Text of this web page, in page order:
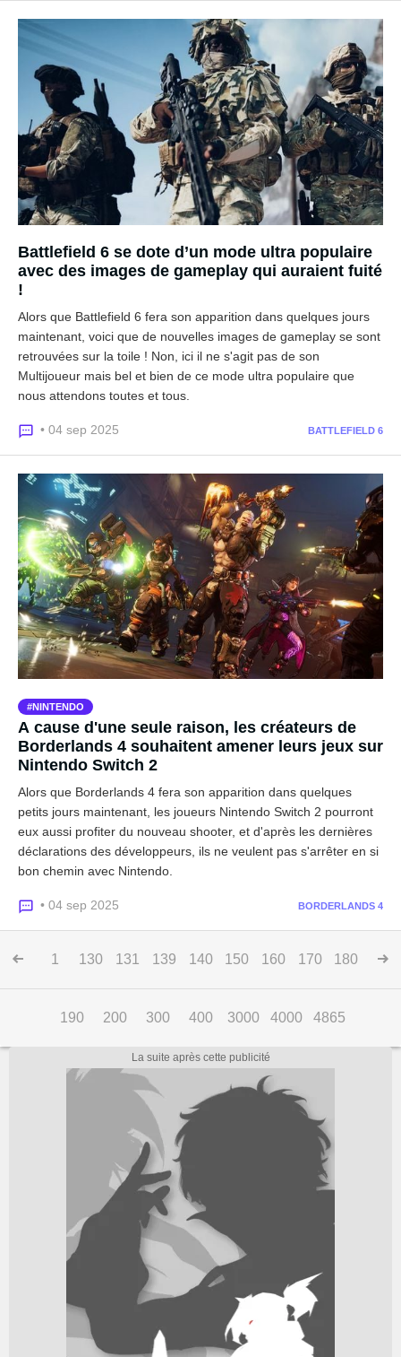
Battlefield 6 se dote d’un mode ultra populaire
avec des images de gameplay qui auraient fuité
!
Alors que Battlefield 6 fera son apparition dans quelques jours
maintenant, voici que de nouvelles images de gameplay se sont
retrouvées sur la toile ! Non, ici il ne s'agit pas de son
Multijoueur mais bel et bien de ce mode ultra populaire que
nous attendons toutes et tous.
• 04 sep 2025 BATTLEFIELD 6
NINTENDO
A cause d'une seule raison, les créateurs de
Borderlands 4 souhaitent amener leurs jeux sur
Nintendo Switch 2
Alors que Borderlands 4 fera son apparition dans quelques
petits jours maintenant, les joueurs Nintendo Switch 2 pourront
eux aussi profiter du nouveau shooter, et d'après les dernières
déclarations des développeurs, ils ne veulent pas s'arrêter en si
bon chemin avec Nintendo.
• 04 sep 2025 BORDERLANDS 4
1 130 131 139 140 150 160 170 180
190 200 300 400 3000 4000 4865